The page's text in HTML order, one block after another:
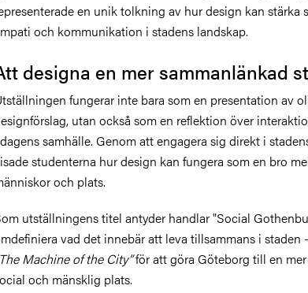
en unik tolkning av hur design kan stärka
och kommunikation i stadens landskap.
designa en mer sammanlänkad
fungerar inte bara som en presentation av
, utan också som en reflektion över
samhälle. Genom att engagera sig direkt i
studenterna hur design kan fungera som en bro
och plats.
utställningens titel antyder handlar "Social
vad det innebär att leva tillsammans i staden
Machine of the City”för att göra Göteborg till en
och mänsklig plats.